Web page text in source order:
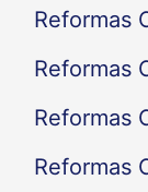
Reformas
Reformas
Reformas
Reformas